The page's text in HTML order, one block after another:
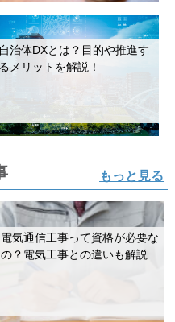
自治体DXとは？目的や推進す
るメリットを解説！
もっと見る
電気通信工事って資格が必要な
の？電気工事との違いも解説